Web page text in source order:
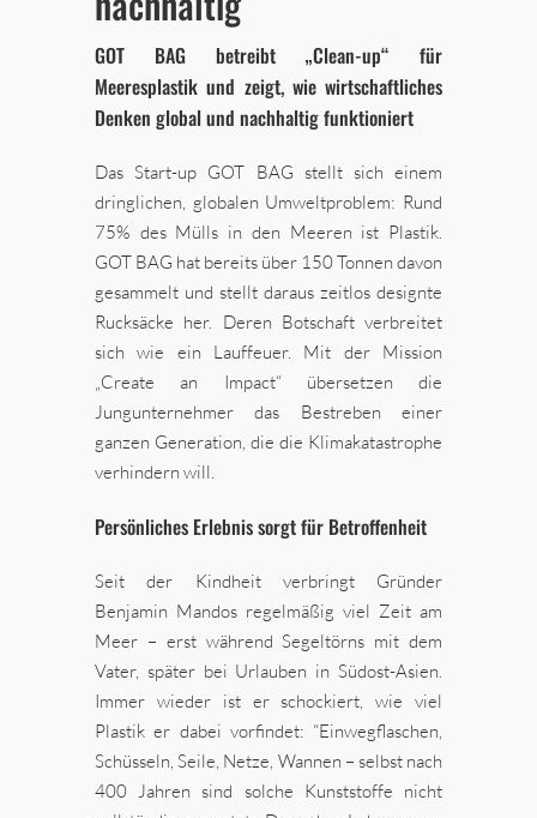
GOT BAG betreibt „Clean-up“ für
Meeresplastik und zeigt, wie wirtschaftliches
Denken global und nachhaltig funktioniert
Das Start-up GOT BAG stellt sich einem
dringlichen, globalen Umweltproblem: Rund
75% des Mülls in den Meeren ist Plastik.
GOT BAG hat bereits über 150 Tonnen davon
gesammelt und stellt daraus zeitlos designte
Rucksäcke her. Deren Botschaft verbreitet
sich wie ein Lauffeuer. Mit der Mission
„Create an Impact“ übersetzen die
Jungunternehmer das Bestreben einer
ganzen Generation, die die Klimakatastrophe
verhindern will.
Persönliches Erlebnis sorgt für Betroffenheit
Seit der Kindheit verbringt Gründer
Benjamin Mandos regelmäßig viel Zeit am
Meer – erst während Segeltörns mit dem
Vater, später bei Urlauben in Südost-Asien.
Immer wieder ist er schockiert, wie viel
Plastik er dabei vorfindet: “Einwegflaschen,
Schüsseln, Seile, Netze, Wannen – selbst nach
400 Jahren sind solche Kunststoffe nicht